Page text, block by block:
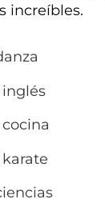
increíbles.
inglés
karate